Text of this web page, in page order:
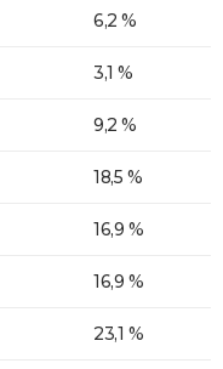
6,2 %
3,1 %
9,2 %
18,5 %
16,9 %
16,9 %
23,1 %